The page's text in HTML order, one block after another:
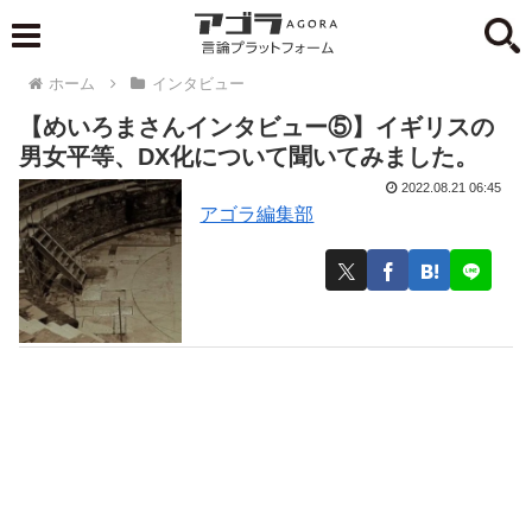
ホーム インタビュー
【めいろまさんインタビュー⑤】イギリスの
男女平等、DX化について聞いてみました。
アゴラ編集部
2022.08.21 06:45